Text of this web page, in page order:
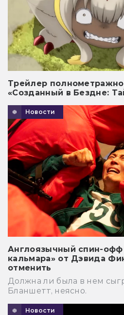
Трейлер
«Созданный в Бездне:
Новости
Англоязычный спин-офф
кальмара» от Дэвида
отменить
Должна ли была в нем
Бланшетт, неясно.
Новости